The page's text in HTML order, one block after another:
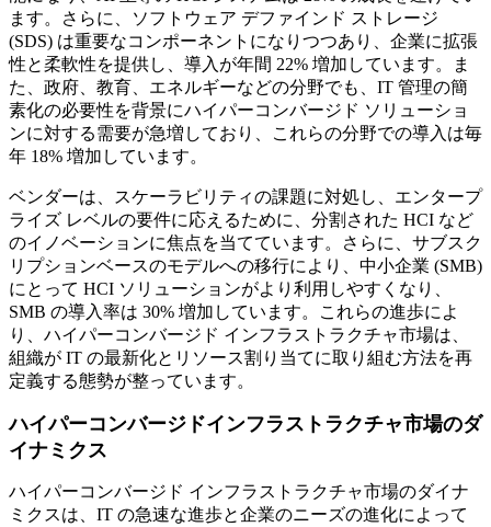
ます。さらに、ソフトウェア デファインド ストレージ
(SDS) は重要なコンポーネントになりつつあり、企業に拡張
性と柔軟性を提供し、導入が年間 22% 増加しています。ま
た、政府、教育、エネルギーなどの分野でも、IT 管理の簡
素化の必要性を背景にハイパーコンバージド ソリューショ
ンに対する需要が急増しており、これらの分野での導入は毎
年 18% 増加しています。
ベンダーは、スケーラビリティの課題に対処し、エンタープ
ライズ レベルの要件に応えるために、分割された HCI など
のイノベーションに焦点を当てています。さらに、サブスク
リプションベースのモデルへの移行により、中小企業 (SMB)
にとって HCI ソリューションがより利用しやすくなり、
SMB の導入率は 30% 増加しています。これらの進歩によ
り、ハイパーコンバージド インフラストラクチャ市場は、
組織が IT の最新化とリソース割り当てに取り組む方法を再
定義する態勢が整っています。
ハイパーコンバージドインフラストラクチャ市場のダ
イナミクス
ハイパーコンバージド インフラストラクチャ市場のダイナ
ミクスは、IT の急速な進歩と企業のニーズの進化によって